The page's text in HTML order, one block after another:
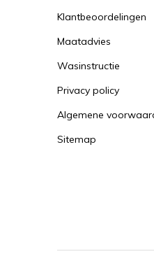
Klantbeoordelingen
Maatadvies
Wasinstructie
Privacy policy
Algemene
Sitemap